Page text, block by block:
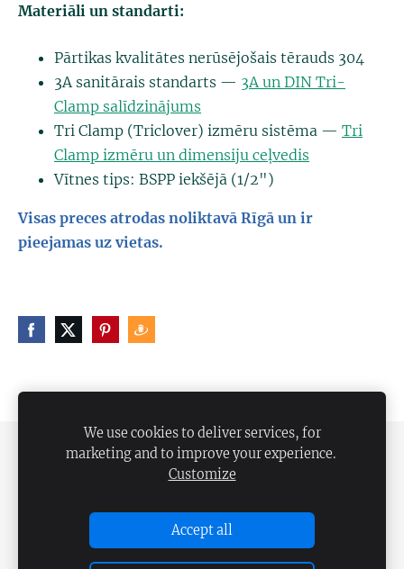
Materiāli un standarti:
Pārtikas kvalitātes nerūsējošais tērauds 304
3A sanitārais standarts — 3A un DIN Tri-
Clamp salīdzinājums
Tri Clamp (Triclover) izmēru sistēma — Tri
Clamp izmēru un dimensiju ceļvedis
Vītnes tips: BSPP iekšējā (1/2")
Visas preces atrodas noliktavā Rīgā un ir
pieejamas uz vietas.
PRIVĀTUMA POLITIKA
DISTANCES LĪGUMS
SĪKDATNES
We use cookies to deliver services, for
marketing and to improve your experience.
Customize
Accept all